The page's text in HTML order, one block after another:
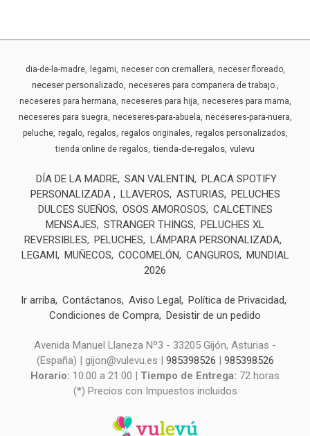
dia-de-la-madre legami neceser con cremallera neceser floreado
neceser personalizado neceseres para companera de trabajo.
neceseres para hermana neceseres para hija neceseres para mama
neceseres para suegra neceseres-para-abuela neceseres-para-nuera
peluche regalo regalos regalos originales regalos personalizados
tienda online de regalos tienda-de-regalos vulevu
DÍA DE LA MADRE SAN VALENTIN
PLACA SPOTIFY
PERSONALIZADA
LLAVEROS ASTURIAS
PELUCHES
DULCES SUEÑOS
OSOS AMOROSOS
CALCETINES
MENSAJES
STRANGER THINGS
PELUCHES XL
REVERSIBLES
PELUCHES
LÁMPARA PERSONALIZADA
LEGAMI
MUÑECOS COCOMELÓN CANGUROS
MUNDIAL
2026
Ir arriba Contáctanos Aviso Legal
Política de Privacidad
Condiciones de Compra Desistir de un pedido
Avenida Manuel Llaneza Nº3 - 33205 Gijón, Asturias -
(España) | gijon@vulevu.es | 985398526 | 985398526
Horario: 10:00 a 21:00 | Tiempo de Entrega: 72 horas
(*) Precios con Impuestos incluidos